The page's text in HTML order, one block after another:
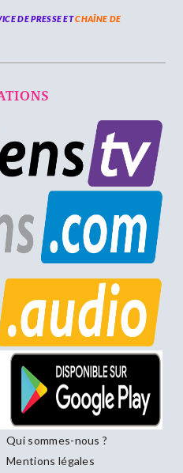
DE PRESSE ETCHAÎNE DE
Qui sommes-nous ?
Mentions légales